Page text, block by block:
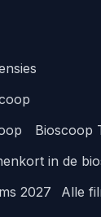
Bioscoop
in de
2027 Alle